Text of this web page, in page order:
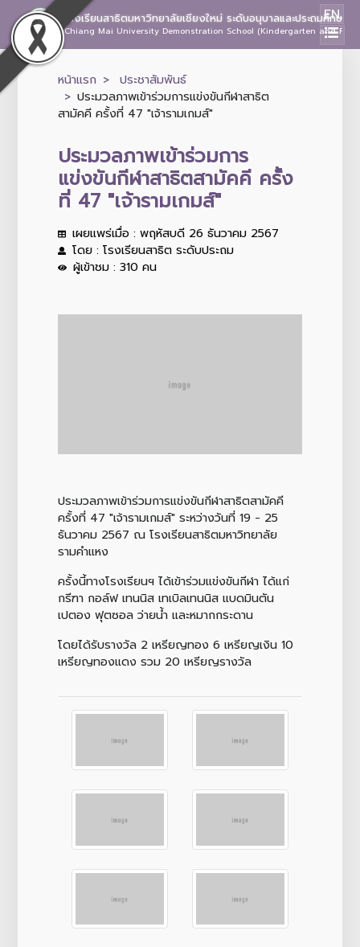
โรงเรียนสาธิตมหาวิทยาลัยเชียงใหม่ ระดับอนุบาลและประถมศึกษา
Chiang Mai University Demonstration School (Kindergarten and
EN
หน้าแรก
ประชาสัมพันธ์
ประมวลภาพเข้าร่วมการแข่งขันกีฬาสาธิต
สามัคคี ครั้งที่ 47 "เจ้ารามเกมส์"
ประมวลภาพเข้าร่วมการ
แข่งขันกีฬาสาธิตสามัคคี ครั้ง
ที่ 47 "เจ้ารามเกมส์"
เผยแพร่เมื่อ : พฤหัสบดี 26 ธันวาคม 2567
โดย : โรงเรียนสาธิต ระดับประถม
ผู้เข้าชม : 310 คน
ประมวลภาพเข้าร่วมการแข่งขันกีฬาสาธิตสามัคคี
ครั้งที่ 47 "เจ้ารามเกมส์" ระหว่างวันที่ 19 - 25
ธันวาคม 2567 ณ โรงเรียนสาธิตมหาวิทยาลัย
รามคำแหง
ครั้งนี้ทางโรงเรียนฯ ได้เข้าร่วมแข่งขันกีฬา ได้แก่
กรีฑา กอล์ฟ เทนนิส เทเบิลเทนนิส แบดมินตัน
เปตอง ฟุตซอล ว่ายน้ำ และหมากกระดาน
โดยได้รับรางวัล 2 เหรียญทอง 6 เหรียญเงิน 10
เหรียญทองแดง รวม 20 เหรียญรางวัล